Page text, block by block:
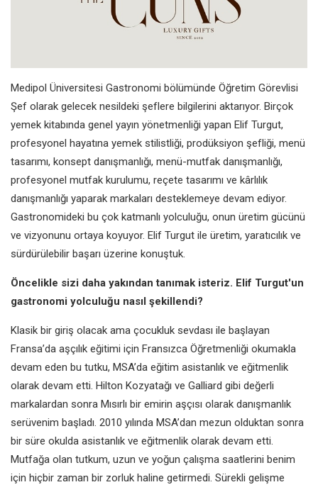
Medipol Üniversitesi Gastronomi bölümünde Öğretim Görevlisi
Şef olarak gelecek nesildeki şeflere bilgilerini aktarıyor. Birçok
yemek kitabında genel yayın yönetmenliği yapan Elif Turgut,
profesyonel hayatına yemek stilistliği, prodüksiyon şefliği, menü
tasarımı, konsept danışmanlığı, menü-mutfak danışmanlığı,
profesyonel mutfak kurulumu, reçete tasarımı ve kârlılık
danışmanlığı yaparak markaları desteklemeye devam ediyor.
Gastronomideki bu çok katmanlı yolculuğu, onun üretim gücünü
ve vizyonunu ortaya koyuyor. Elif Turgut ile üretim, yaratıcılık ve
sürdürülebilir başarı üzerine konuştuk.
Öncelikle sizi daha yakından tanımak isteriz. Elif Turgut'un
gastronomi yolculuğu nasıl şekillendi?
Klasik bir giriş olacak ama çocukluk sevdası ile başlayan
Fransa’da aşçılık eğitimi için Fransızca Öğretmenliği okumakla
devam eden bu tutku, MSA’da eğitim asistanlık ve eğitmenlik
olarak devam etti. Hilton Kozyatağı ve Galliard gibi değerli
markalardan sonra Mısırlı bir emirin aşçısı olarak danışmanlık
serüvenim başladı. 2010 yılında MSA’dan mezun olduktan sonra
bir süre okulda asistanlık ve eğitmenlik olarak devam etti.
Mutfağa olan tutkum, uzun ve yoğun çalışma saatlerini benim
için hiçbir zaman bir zorluk haline getirmedi. Sürekli gelişme